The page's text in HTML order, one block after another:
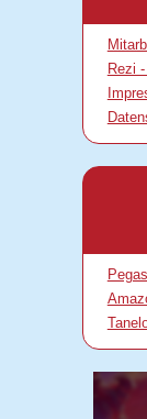
Rezi